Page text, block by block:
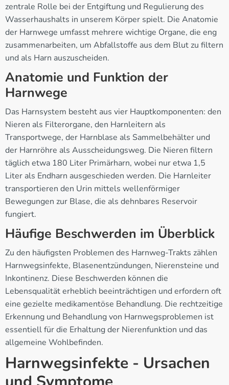
zentrale Rolle bei der Entgiftung und Regulierung des
Wasserhaushalts in unserem Körper spielt. Die Anatomie
der Harnwege umfasst mehrere wichtige Organe, die eng
zusammenarbeiten, um Abfallstoffe aus dem Blut zu filtern
und als Harn auszuscheiden.
Anatomie und Funktion der
Harnwege
Das Harnsystem besteht aus vier Hauptkomponenten: den
Nieren als Filterorgane, den Harnleitern als
Transportwege, der Harnblase als Sammelbehälter und
der Harnröhre als Ausscheidungsweg. Die Nieren filtern
täglich etwa 180 Liter Primärharn, wobei nur etwa 1,5
Liter als Endharn ausgeschieden werden. Die Harnleiter
transportieren den Urin mittels wellenförmiger
Bewegungen zur Blase, die als dehnbares Reservoir
fungiert.
Häufige Beschwerden im Überblick
Zu den häufigsten Problemen des Harnweg-Trakts zählen
Harnwegsinfekte, Blasenentzündungen, Nierensteine und
Inkontinenz. Diese Beschwerden können die
Lebensqualität erheblich beeinträchtigen und erfordern oft
eine gezielte medikamentöse Behandlung. Die rechtzeitige
Erkennung und Behandlung von Harnwegsproblemen ist
essentiell für die Erhaltung der Nierenfunktion und das
allgemeine Wohlbefinden.
Harnwegsinfekte - Ursachen